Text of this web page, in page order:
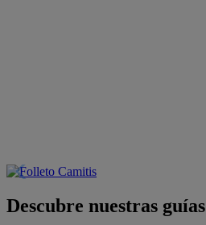
Descubre nuestras guías